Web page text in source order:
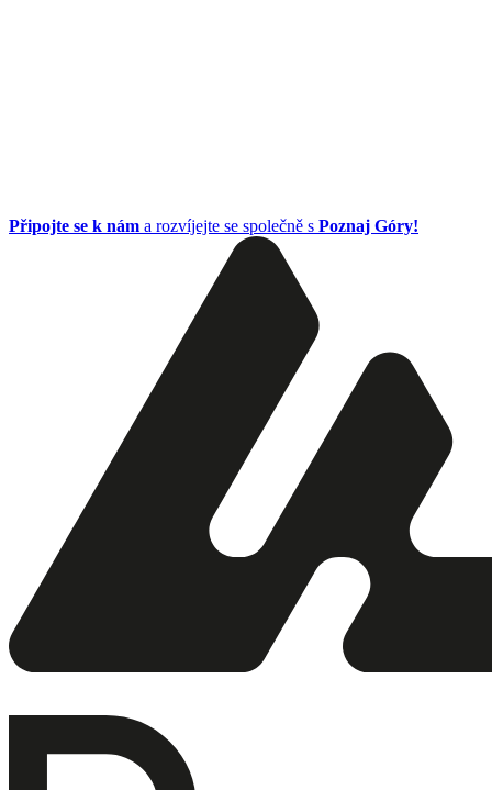
Připojte se k nám a rozvíjejte se společně s Poznaj Góry!